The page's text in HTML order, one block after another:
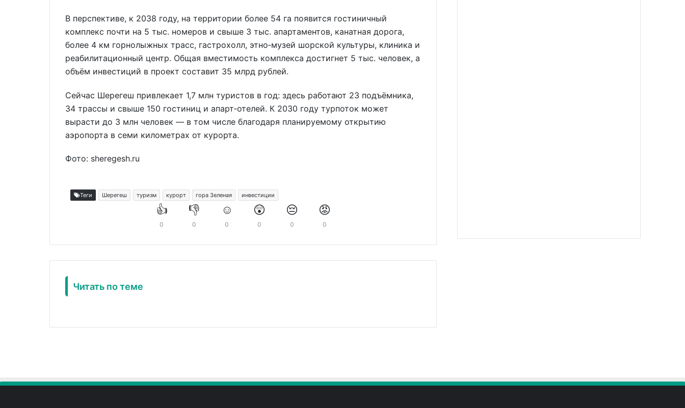
В перспективе, к 2038 году, на территории более 54 га появится гостиничный
комплекс почти на 5 тыс. номеров и свыше 3 тыс. апартаментов, канатная дорога,
более 4 км горнолыжных трасс, гастрохолл, этно‑музей шорской культуры, клиника и
реабилитационный центр. Общая вместимость комплекса достигнет 5 тыс. человек, а
объём инвестиций в проект составит 35 млрд рублей.
Сейчас Шерегеш привлекает 1,7 млн туристов в год: здесь работают 23 подъёмника,
34 трассы и свыше 150 гостиниц и апарт‑отелей. К 2030 году турпоток может
вырасти до 3 млн человек — в том числе благодаря планируемому открытию
аэропорта в семи километрах от курорта.
Фото: sheregesh.ru
Теги Шерегеш туризм курорт гора Зеленая инвестиции
👍
0
👎
0
☺️
0
😲
0
😔
0
😡
0
Читать по теме